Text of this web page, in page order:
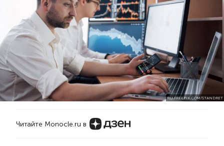
RU.FREEPIK.COM/STANDRET
Читайте Monocle.ru в